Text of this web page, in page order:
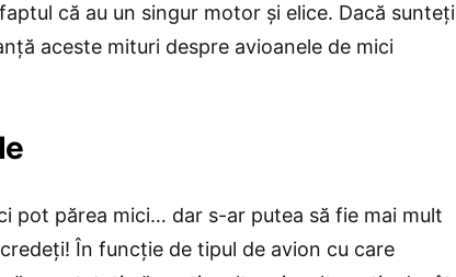
că au un singur motor și elice. Dacă sunteţi
aceste mituri despre avioanele de mici
pot părea mici… dar s-ar putea să fie mai mult
În funcție de tipul de avion cu care